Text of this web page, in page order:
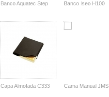
Banco Aquatec Step Banco Iseo H100
Capa Almofada C333 Cama Manual JMS